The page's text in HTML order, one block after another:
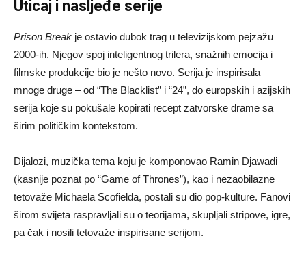
Uticaj i nasljeđe serije
Prison Break je ostavio dubok trag u televizijskom pejzažu
2000-ih. Njegov spoj inteligentnog trilera, snažnih emocija i
filmske produkcije bio je nešto novo. Serija je inspirisala
mnoge druge – od “The Blacklist” i “24”, do europskih i azijskih
serija koje su pokušale kopirati recept zatvorske drame sa
širim političkim kontekstom.
Dijalozi, muzička tema koju je komponovao Ramin Djawadi
(kasnije poznat po “Game of Thrones”), kao i nezaobilazne
tetovaže Michaela Scofielda, postali su dio pop-kulture. Fanovi
širom svijeta raspravljali su o teorijama, skupljali stripove, igre,
pa čak i nosili tetovaže inspirisane serijom.